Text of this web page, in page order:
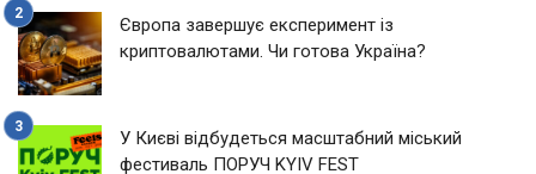
Європа завершує експеримент із
криптовалютами. Чи готова Україна?
У Києві відбудеться масштабний міський
фестиваль ПОРУЧ KYIV FEST